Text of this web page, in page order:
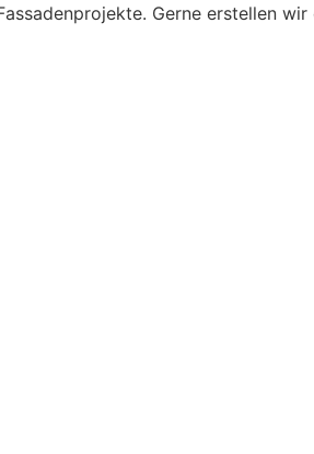
Gerne erstellen